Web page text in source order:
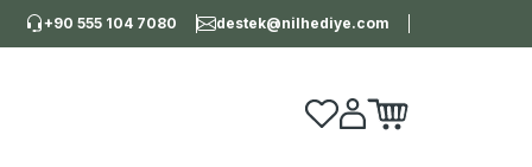
+90 555 104 7080 destek@nilhediye.com
Favorilerim
Hesabım
Sepetim